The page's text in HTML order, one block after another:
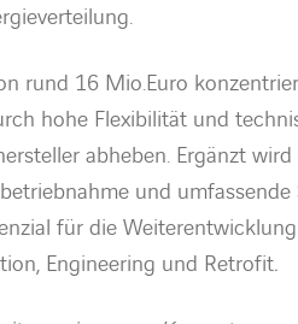
.
rund 16 Mio.Euro
hohe Flexibilität und
abheben. Ergänzt wird
und umfassende
für die
Engineering und Retrofit.